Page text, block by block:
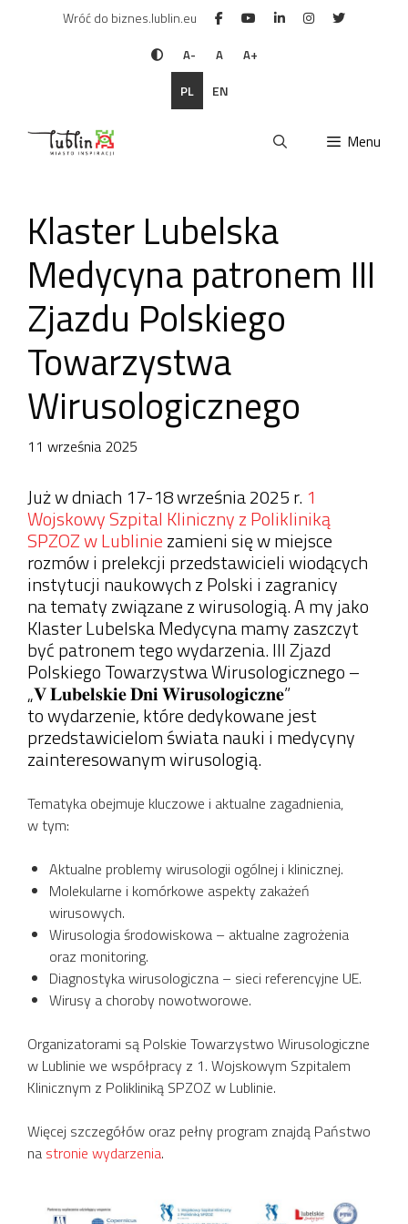
Wróć do biznes.lublin.eu
A- A A+
PL EN
Menu
Klaster Lubelska
Medycyna patronem III
Zjazdu Polskiego
Towarzystwa
Wirusologicznego
11 września 2025
Już w dniach 17-18 września 2025 r. 1
Wojskowy Szpital Kliniczny z Polikliniką
SPZOZ w Lubliniezamieni się w miejsce
rozmów i prelekcji przedstawicieli wiodących
instytucji naukowych z Polski i zagranicy
na tematy związane z wirusologią. A my jako
Klaster Lubelska Medycyna mamy zaszczyt
być patronem tego wydarzenia. III Zjazd
Polskiego Towarzystwa Wirusologicznego –
„𝐕 𝐋𝐮𝐛𝐞𝐥𝐬𝐤𝐢𝐞 𝐃𝐧𝐢 𝐖𝐢𝐫𝐮𝐬𝐨𝐥𝐨𝐠𝐢𝐜𝐳𝐧𝐞”
to wydarzenie, które dedykowane jest
przedstawicielom świata nauki i medycyny
zainteresowanym wirusologią.
Tematyka obejmuje kluczowe i aktualne zagadnienia,
w tym:
Aktualne problemy wirusologii ogólnej i klinicznej.
Molekularne i komórkowe aspekty zakażeń
wirusowych.
Wirusologia środowiskowa – aktualne zagrożenia
oraz monitoring.
Diagnostyka wirusologiczna – sieci referencyjne UE.
Wirusy a choroby nowotworowe.
Organizatorami są Polskie Towarzystwo Wirusologiczne
w Lublinie we współpracy z 1. Wojskowym Szpitalem
Klinicznym z Polikliniką SPZOZ w Lublinie.
Więcej szczegółów oraz pełny program znajdą Państwo
na stronie wydarzenia.